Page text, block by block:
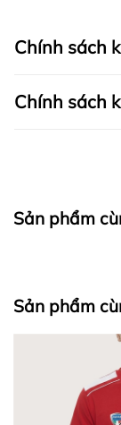
quý ông. Từ
tất cả đều
từng đường
Chính sách
Chính sách
Sản phẩm
Sản phẩm